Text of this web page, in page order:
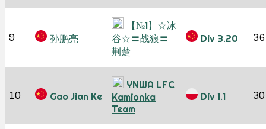
9 孙鹏亮
【№1】☆冰
谷☆〓战狼〓
荆楚
Div 3.20 36
10 Gao Jian Ke
YNWA LFC
Kamionka
Team
Div 1.1 30